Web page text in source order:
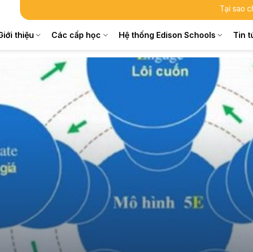
Tại sao
thiệu Các cấp học Hệ thống Edison Schools Tin